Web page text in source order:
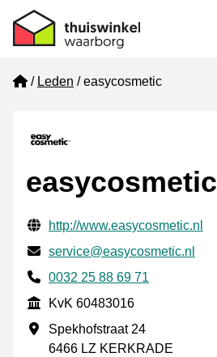
Home
Leden easycosmetic
easycosmetic
Gecontroleerde contactgegevens
Website URL
http://www.easycosmetic.nl
E-mail
service@easycosmetic.nl
Telefoonnummer
0032 25 88 69 71
KvK
KvK 60483016
Vestigingsadres
Spekhofstraat 24
6466 LZ KERKRADE